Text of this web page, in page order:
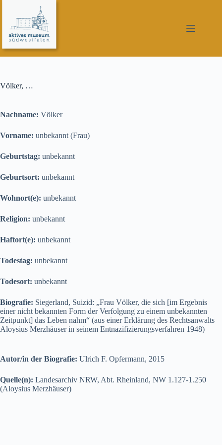
springen
Völker, …
Nachname: Völker
Vorname: unbekannt (Frau)
Geburtstag: unbekannt
Geburtsort: unbekannt
Wohnort(e): unbekannt
Religion: unbekannt
Haftort(e): unbekannt
Todestag: unbekannt
Todesort: unbekannt
Biografie: Siegerland, Suizid: „Frau Völker, die sich [im Ergebnis
einer nicht bekannten Form der Verfolgung zu einem unbekannten
Zeitpunkt] das Leben nahm“ (aus einer Erklärung des Rechtsanwalts
Aloysius Merzhäuser in seinem Entnazifizierungsverfahren 1948)
Autor/in der Biografie: Ulrich F. Opfermann, 2015
Quelle(n): Landesarchiv NRW, Abt. Rheinland, NW 1.127-1.250
(Aloysius Merzhäuser)